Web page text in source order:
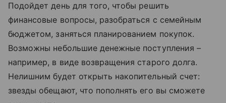
Подойдет день для того, чтобы решить
финансовые вопросы, разобраться с семейным
бюджетом, заняться планированием покупок.
Возможны небольшие денежные поступления –
например, в виде возвращения старого долга.
Нелишним будет открыть накопительный счет:
звезды обещают, что пополнять его вы сможете